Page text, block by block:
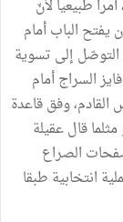
طبيعيا لأنّ
يفتح الباب أمام
التوصّل إلى تسوية
السراج أمام
وفق قاعدة
قال عقيلة
الصراع
انتخابية طبقا